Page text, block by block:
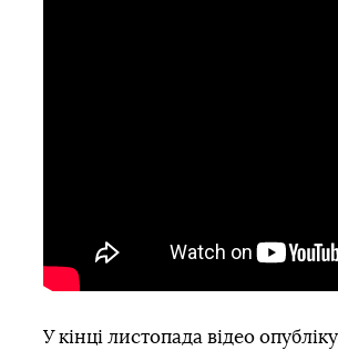
У кінці листопада відео